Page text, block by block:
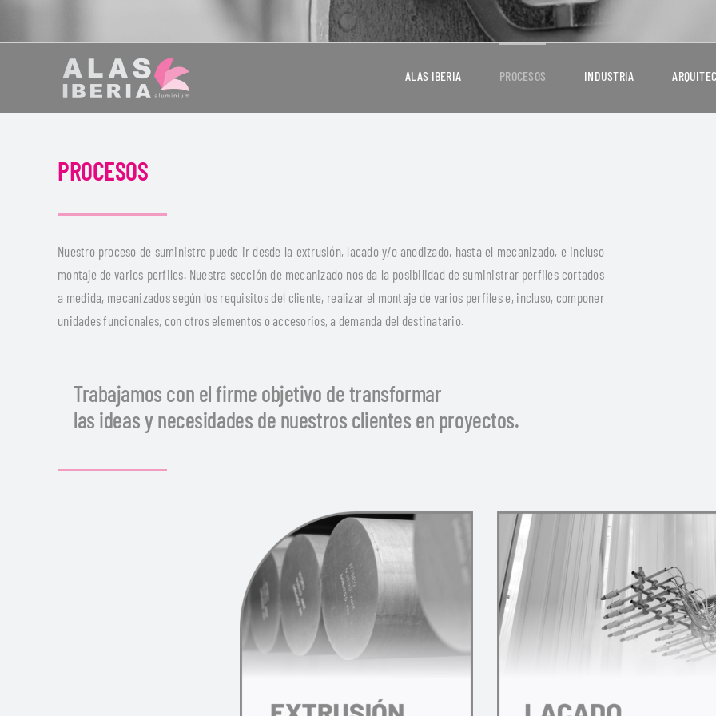
ALAS IBERIA PROCESOS INDUSTRIA
PROCESOS
Nuestro proceso de suministro puede ir desde la extrusión, lacado y/o anodizado, hasta el mecanizado, e incluso
montaje de varios perfiles. Nuestra sección de mecanizado nos da la posibilidad de suministrar perfiles cortados
a medida, mecanizados según los requisitos del cliente, realizar el montaje de varios perfiles e, incluso, componer
unidades funcionales, con otros elementos o accesorios, a demanda del destinatario.
Trabajamos con el firme objetivo de transformar
las ideas y necesidades de nuestros clientes en proyectos.